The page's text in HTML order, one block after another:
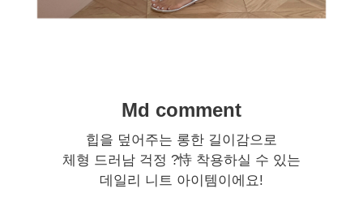
Md comment
힙을 덮어주는 롱한 길이감으로
체형 드러남 걱정 ?恃 착용하실 수 있는
데일리 니트 아이템이에요!